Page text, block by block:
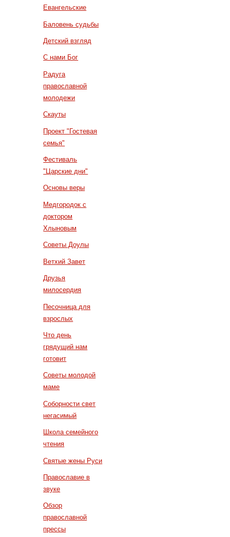
Евангельские
Баловень судьбы
Детский взгляд
С нами Бог
Радуга
православной
молодежи
Скауты
Проект "Гостевая
семья"
Фестиваль
"Царские дни"
Основы веры
Медгородок с
доктором
Хлыновым
Советы Доулы
Ветхий Завет
Друзья
милосердия
Песочница для
взрослых
Что день
грядущий нам
готовит
Советы молодой
маме
Соборности свет
негасимый
Школа семейного
чтения
Святые жены Руси
Православие в
звуке
Обзор
православной
прессы